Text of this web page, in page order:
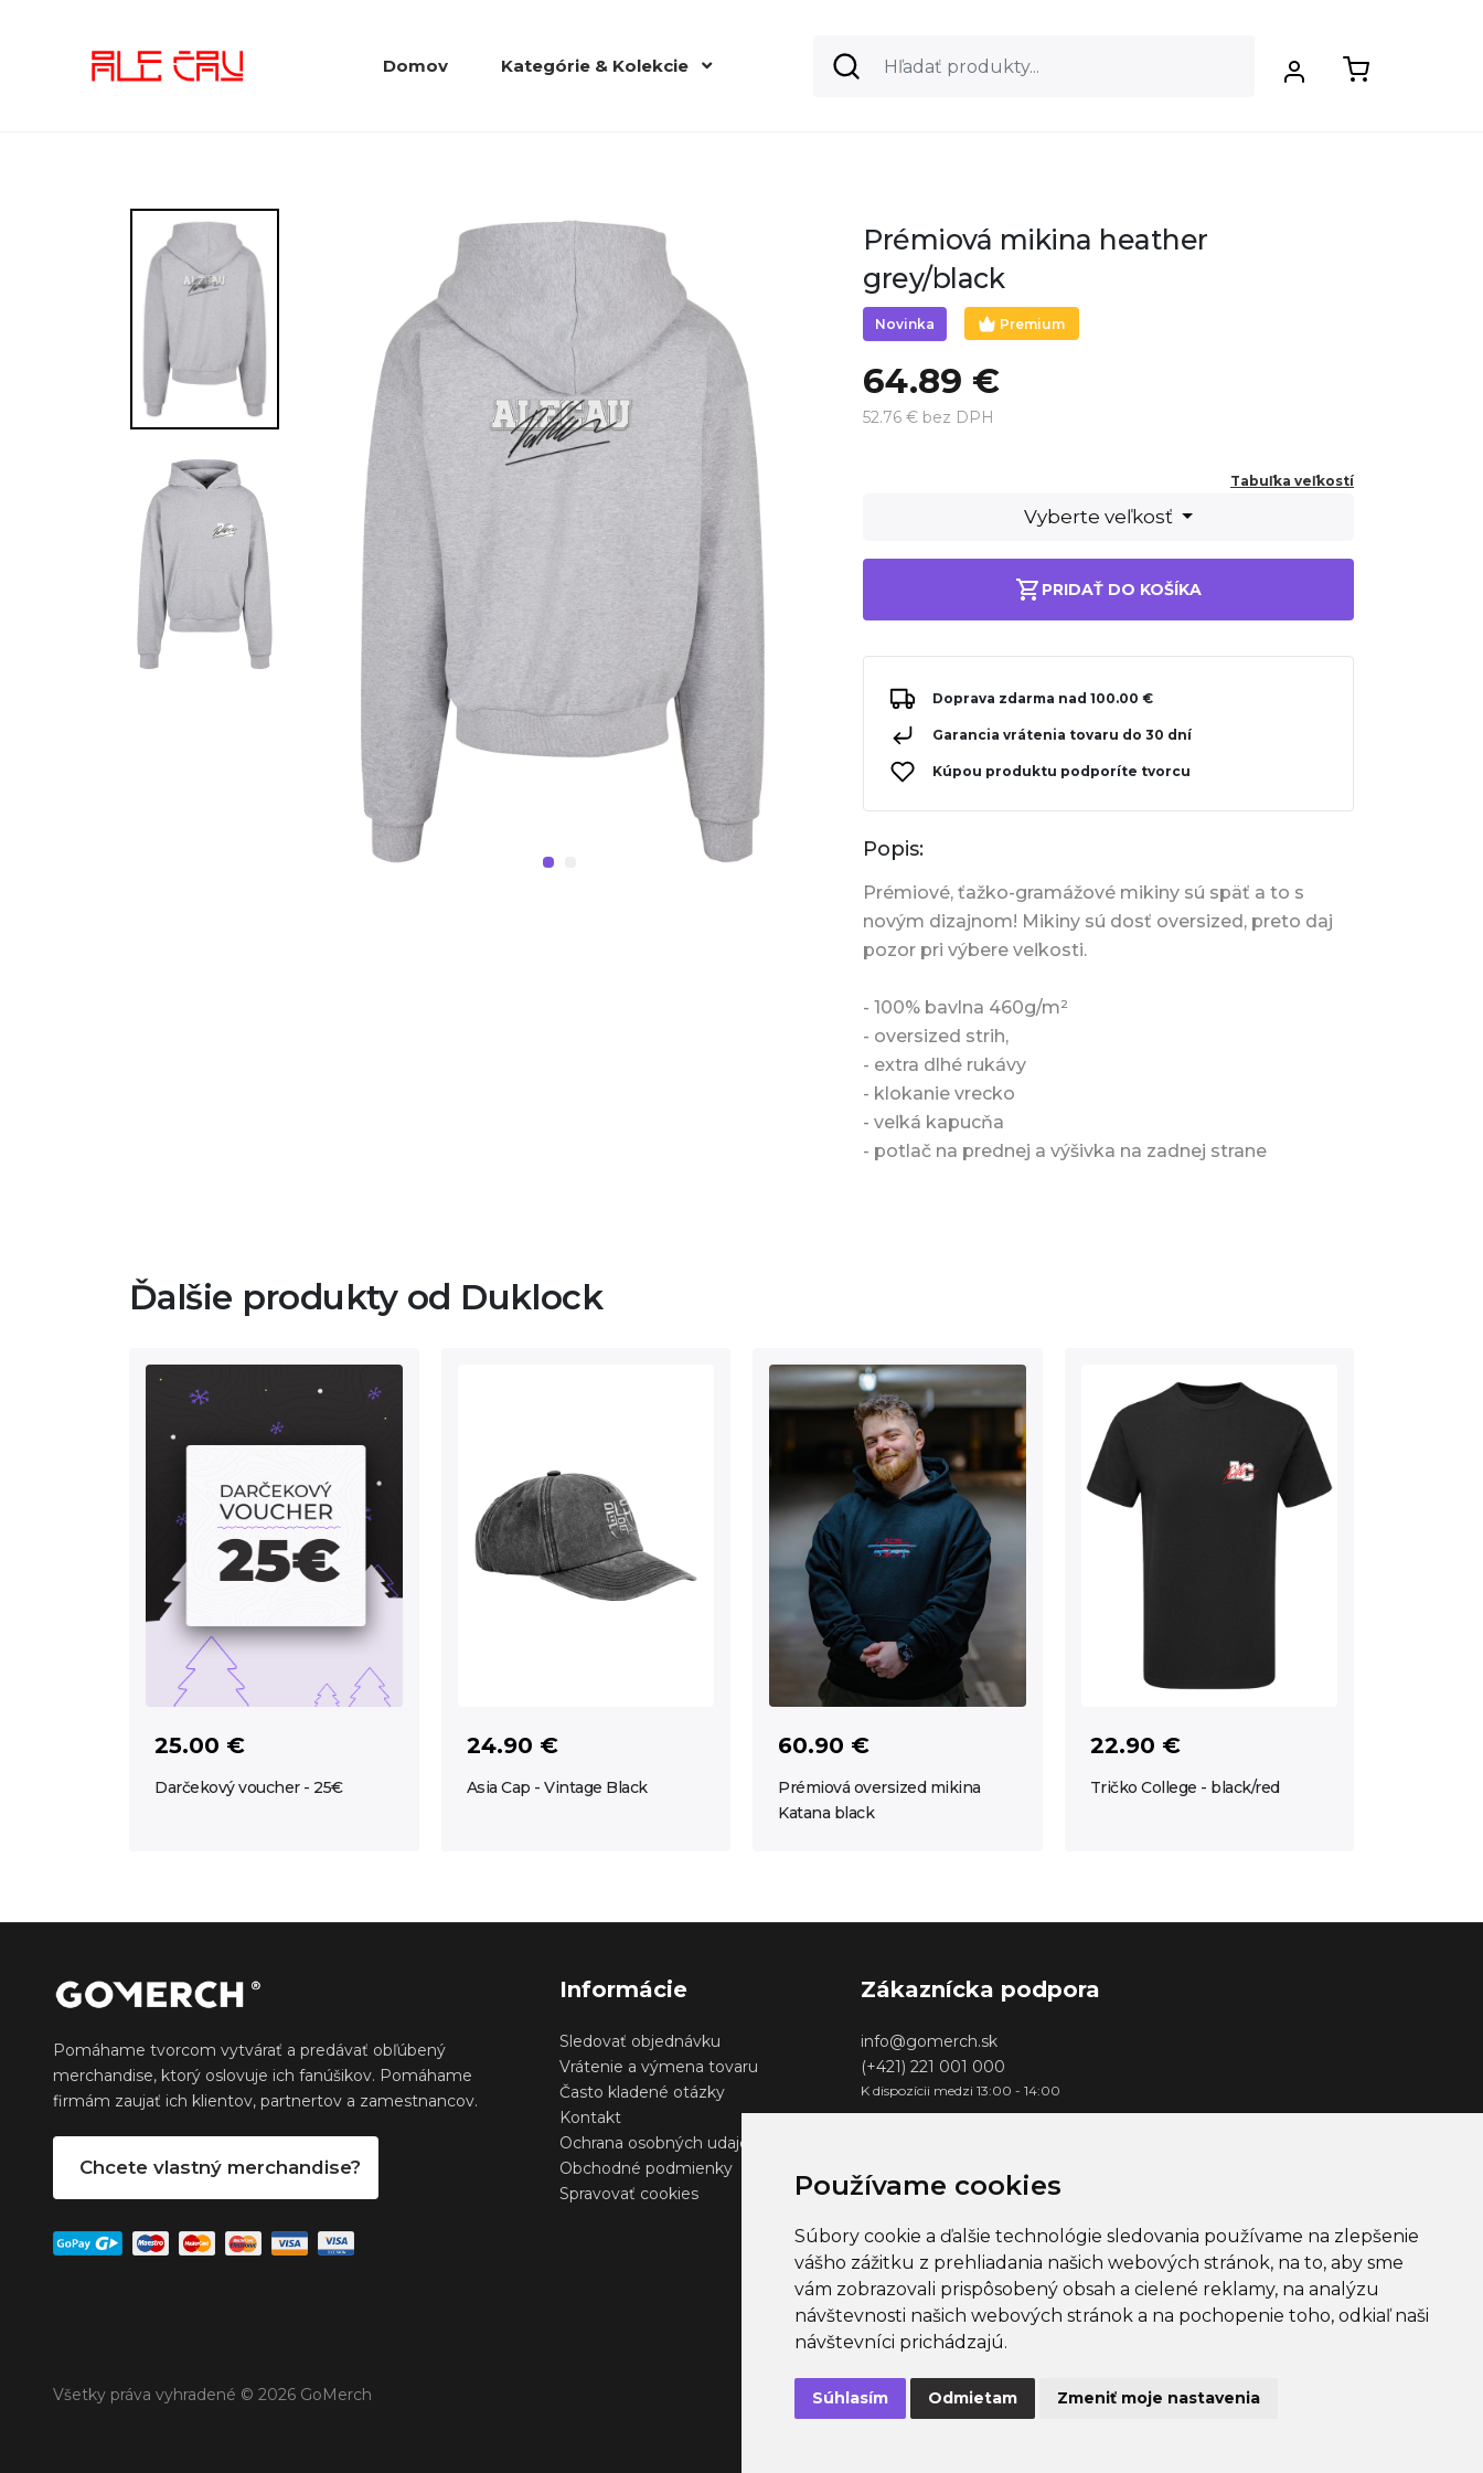
Používame cookies
Súbory cookie a ďalšie technológie sledovania používame na zlepšenie
vášho zážitku z prehliadania našich webových stránok, na to, aby sme
vám zobrazovali prispôsobený obsah a cielené reklamy, na analýzu
návštevnosti našich webových stránok a na pochopenie toho, odkiaľ naši
návštevníci prichádzajú.
Súhlasím Odmietam Zmeniť moje nastavenia
Domov Kategórie & Kolekcie
Prémiová mikina heather
grey/black
Novinka Premium
64.89 €
52.76 € bez DPH
Tabuľka veľkostí
Vyberte veľkosť
PRIDAŤ DO KOŠÍKA
Doprava zdarma nad 100.00 €
Garancia vrátenia tovaru do 30 dní
Kúpou produktu podporíte tvorcu
Popis:
Prémiové, ťažko-gramážové mikiny sú späť a to s
novým dizajnom! Mikiny sú dosť oversized, preto daj
pozor pri výbere veľkosti.
- 100% bavlna 460g/m²
- oversized strih,
- extra dlhé rukávy
- klokanie vrecko
- veľká kapucňa
- potlač na prednej a výšivka na zadnej strane
Ďalšie produkty od Duklock
25.00 €
Darčekový voucher - 25€
24.90 €
Asia Cap - Vintage Black
60.90 €
Prémiová oversized mikina
Katana black
22.90 €
Tričko College - black/red
Informácie
Sledovať objednávku
Vrátenie a výmena tovaru
Často kladené otázky
Kontakt
Ochrana osobných udajov
Obchodné podmienky
Spravovať cookies
Zákaznícka podpora
info@gomerch.sk
(+421) 221 001 000
K dispozícii medzi 13:00 - 14:00
Pomáhame tvorcom vytvárať a predávať obľúbený
merchandise, ktorý oslovuje ich fanúšikov. Pomáhame
firmám zaujať ich klientov, partnertov a zamestnancov.
Chcete vlastný merchandise?
Všetky práva vyhradené © 2026 GoMerch